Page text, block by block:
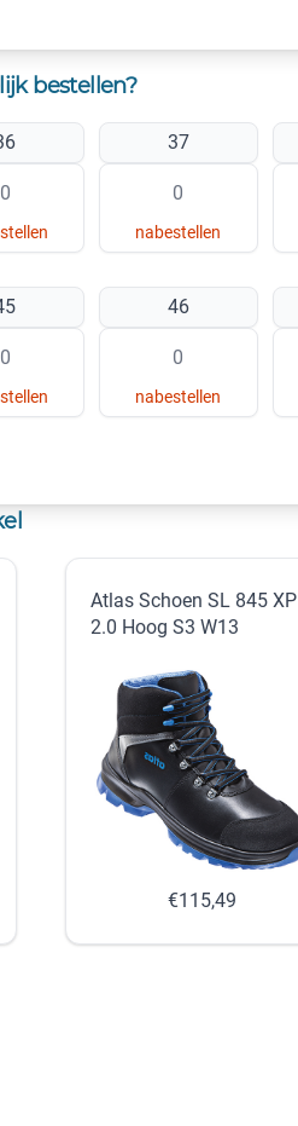
bestellen?
37
nabestellen
46
nabestellen
Atlas Schoen SL 845 XP
2.0 Hoog S3 W13
€115,49